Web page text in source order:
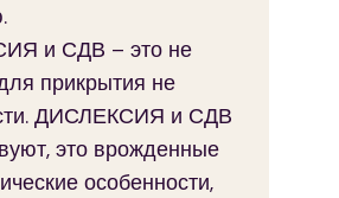
и СДВ – это не
прикрытия не
ДИСЛЕКСИЯ и СДВ
это врожденные
особенности,